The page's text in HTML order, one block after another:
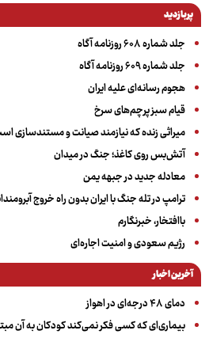
پربازدید
جلد شماره ۶۰۸ روزنامه آگاه
جلد شماره ۶۰۹ روزنامه آگاه
هجوم رسانه‌ای علیه ایران
قیام سبز پرچم‌های سرخ
میراثی زنده که نیازمند صیانت و مستندسازی
آتش‌بس روی کاغذ؛ جنگ در میدان
معادله جدید در جبهه یمن
ترامپ در تله جنگ با ایران بدون راه خروج
باافتخار، خبرنگارم
رژیم سعودی و امنیت اجاره‌ای
آخرین اخبار
دمای ۴۸ درجه‌ای در اهواز
بیماری‌ای که کسی فکر نمی‌کند کودکان به آن